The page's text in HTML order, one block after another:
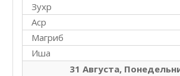
Зухр
Аср
Магриб
Иша
31 Августа,